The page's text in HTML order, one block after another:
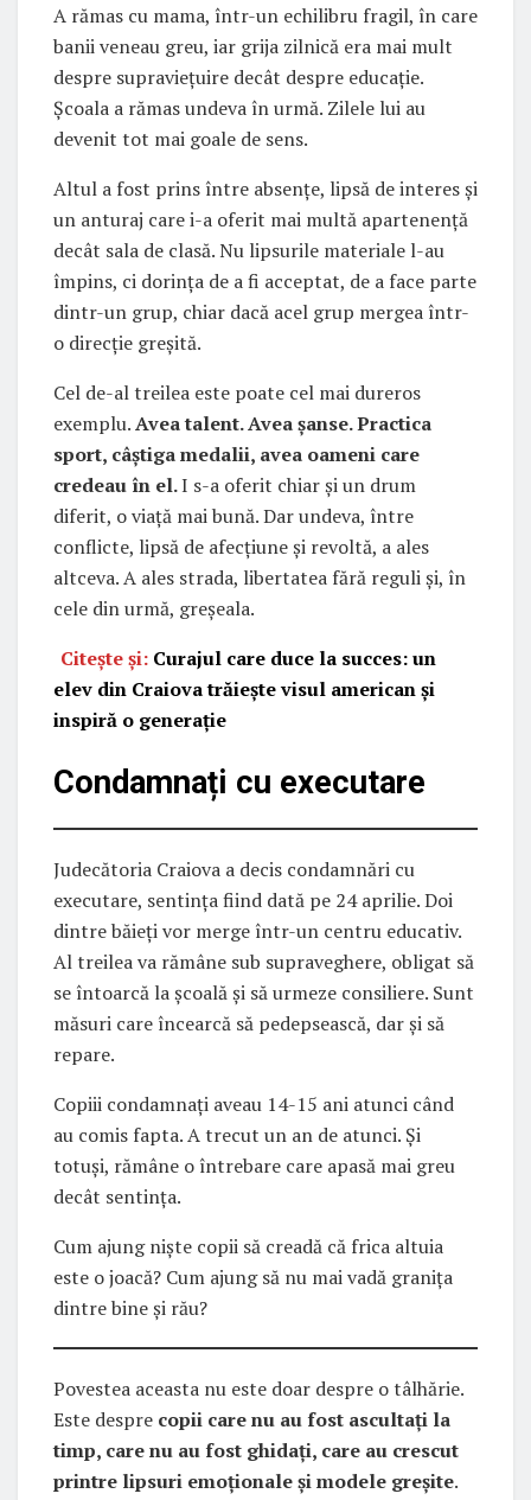
A rămas cu mama, într-un echilibru fragil, în care
banii veneau greu, iar grija zilnică era mai mult
despre supraviețuire decât despre educație.
Școala a rămas undeva în urmă. Zilele lui au
devenit tot mai goale de sens.
Altul a fost prins între absențe, lipsă de interes și
un anturaj care i-a oferit mai multă apartenență
decât sala de clasă. Nu lipsurile materiale l-au
împins, ci dorința de a fi acceptat, de a face parte
dintr-un grup, chiar dacă acel grup mergea într-
o direcție greșită.
Cel de-al treilea este poate cel mai dureros
exemplu.Avea talent. Avea șanse. Practica
sport, câștiga medalii, avea oameni care
credeau în el.I s-a oferit chiar și un drum
diferit, o viață mai bună. Dar undeva, între
conflicte, lipsă de afecțiune și revoltă, a ales
altceva. A ales strada, libertatea fără reguli și, în
cele din urmă, greșeala.
Citește și: Curajul care duce la succes: un
elev din Craiova trăiește visul american și
inspiră o generație
Condamnați cu executare
Judecătoria Craiova a decis condamnări cu
executare, sentința fiind dată pe 24 aprilie. Doi
dintre băieți vor merge într-un centru educativ.
Al treilea va rămâne sub supraveghere, obligat să
se întoarcă la școală și să urmeze consiliere. Sunt
măsuri care încearcă să pedepsească, dar și să
repare.
Copiii condamnați aveau 14-15 ani atunci când
au comis fapta. A trecut un an de atunci. Și
totuși, rămâne o întrebare care apasă mai greu
decât sentința.
Cum ajung niște copii să creadă că frica altuia
este o joacă? Cum ajung să nu mai vadă granița
dintre bine și rău?
Povestea aceasta nu este doar despre o tâlhărie.
Este despre copii care nu au fost ascultați la
timp, care nu au fost ghidați, care au crescut
printre lipsuri emoționale și modele greșite.